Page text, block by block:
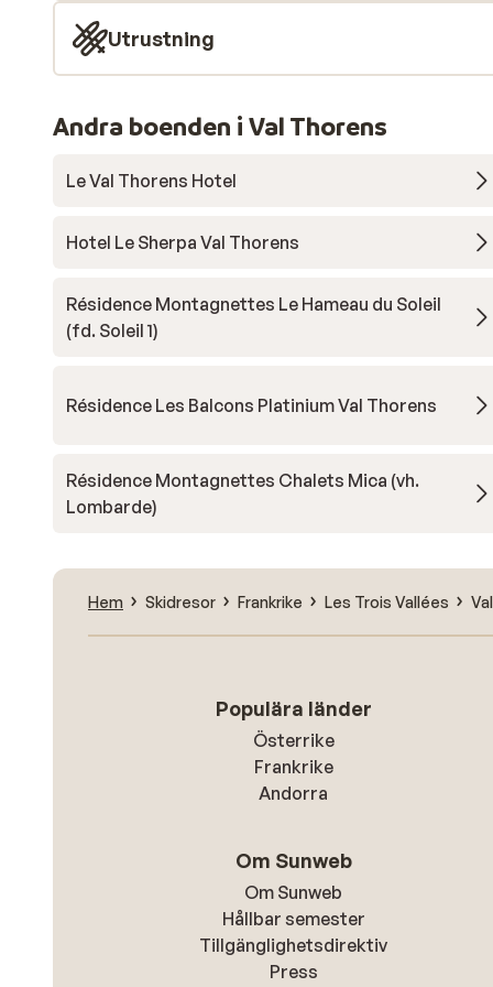
Utrustning
Andra boenden i Val Thorens
Le Val Thorens Hotel
Hotel Le Sherpa Val Thorens
Résidence Montagnettes Le Hameau du Soleil
(fd. Soleil 1)
Résidence Les Balcons Platinium Val Thorens
Résidence Montagnettes Chalets Mica (vh.
Lombarde)
Hem Skidresor Frankrike Les Trois Vallées
Populära länder
Österrike
Frankrike
Andorra
Om Sunweb
Om Sunweb
Hållbar semester
Tillgänglighetsdirektiv
Press